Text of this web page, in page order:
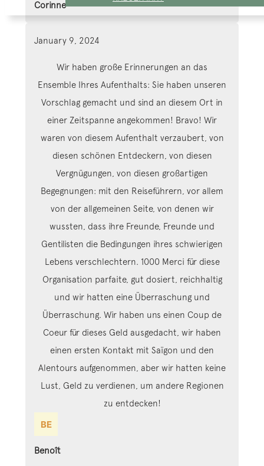
Corinne
January 9, 2024
Wir haben große Erinnerungen an das
Ensemble Ihres Aufenthalts: Sie haben unseren
Vorschlag gemacht und sind an diesem Ort in
einer Zeitspanne angekommen! Bravo! Wir
waren von diesem Aufenthalt verzaubert, von
diesen schönen Entdeckern, von diesen
Vergnügungen, von diesen großartigen
Begegnungen: mit den Reiseführern, vor allem
von der allgemeinen Seite, von denen wir
wussten, dass ihre Freunde, Freunde und
Gentilisten die Bedingungen ihres schwierigen
Lebens verschlechtern. 1000 Merci für diese
Organisation parfaite, gut dosiert, reichhaltig
und wir hatten eine Überraschung und
Überraschung. Wir haben uns einen Coup de
Coeur für dieses Geld ausgedacht, wir haben
einen ersten Kontakt mit Saïgon und den
Alentours aufgenommen, aber wir hatten keine
Lust, Geld zu verdienen, um andere Regionen
zu entdecken!
Benoît